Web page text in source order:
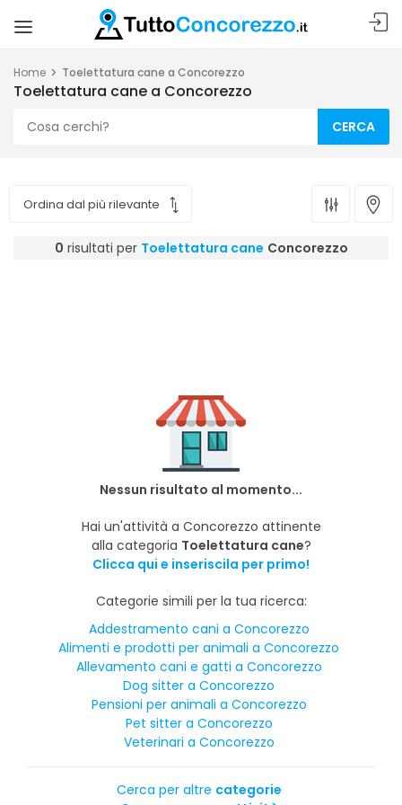
Home Toelettatura cane a Concorezzo
Toelettatura cane a Concorezzo
CERCA
0 risultati per Toelettatura cane Concorezzo
Nessun risultato al momento...
Hai un'attività a Concorezzo attinente
alla categoria Toelettatura cane?
Clicca qui e inseriscila per primo!
Categorie simili per la tua ricerca:
Addestramento cani a Concorezzo
Alimenti e prodotti per animali a Concorezzo
Allevamento cani e gatti a Concorezzo
Dog sitter a Concorezzo
Pensioni per animali a Concorezzo
Pet sitter a Concorezzo
Veterinari a Concorezzo
Cerca per altre categorie